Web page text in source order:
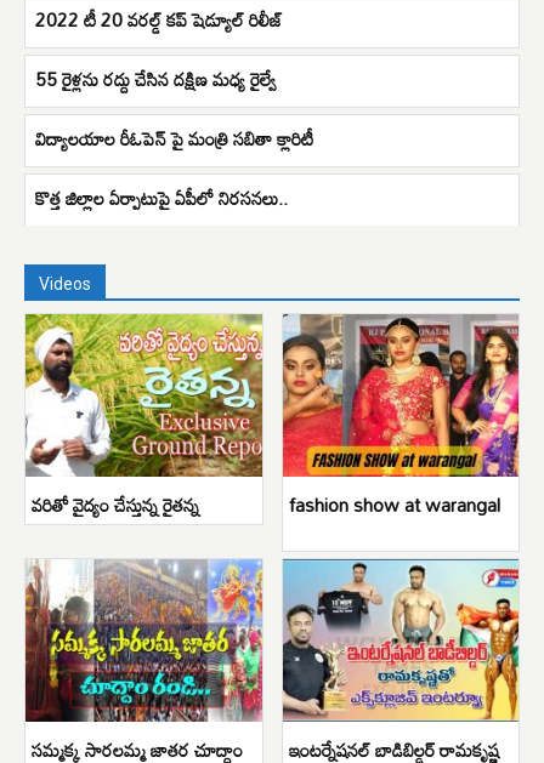
2022 టీ 20 వరల్డ్ కప్ షెడ్యూల్ రిలీజ్
55 రైళ్లను రద్దు చేసిన దక్షిణ మధ్య రైల్వే
విద్యాలయాల రీఓపెన్ పై మంత్రి సబితా క్లారిటీ
కొత్త జిల్లాల ఏర్పాటుపై ఏపీలో నిరసనలు..
Videos
వరితో వైద్యం చేస్తున్న రైతన్న fashion show at warangal
సమ్మక్క సారలమ్మ జాతర చూద్దాం ఇంటర్నేషనల్ బాడిబిల్డర్ రామకృష్ణ